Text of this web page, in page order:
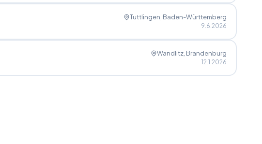
Tuttlingen , Baden-Württemberg
9.6.2026
Wandlitz, Brandenburg
12.1.2026